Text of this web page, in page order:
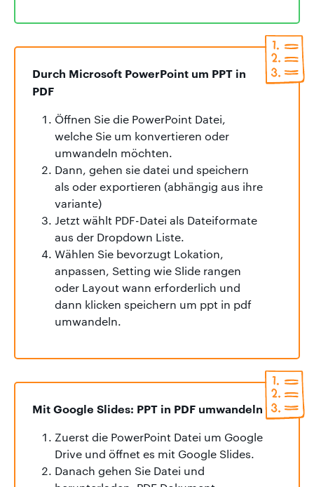
Durch Microsoft PowerPoint um PPT in
PDF
Öffnen Sie die PowerPoint Datei,
welche Sie um konvertieren oder
umwandeln möchten.
Dann, gehen sie datei und speichern
als oder exportieren (abhängig aus ihre
variante)
Jetzt wählt PDF-Datei als Dateiformate
aus der Dropdown Liste.
Wählen Sie bevorzugt Lokation,
anpassen, Setting wie Slide rangen
oder Layout wann erforderlich und
dann klicken speichern um ppt in pdf
umwandeln.
Mit Google Slides: PPT in PDF umwandeln
Zuerst die PowerPoint Datei um Google
Drive und öffnet es mit Google Slides.
Danach gehen Sie Datei und